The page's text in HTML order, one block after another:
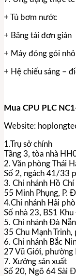
+ Tủ bơm nước
+ Băng tải đơn giản
+ Máy đóng gói nhỏ
+ Hệ chiếu sáng –
Mua CPU PLC
Website:
1.Trụ sở chính
Tầng 3, tòa nhà
2. Văn phòng Thái
Số 2, ngách 41/33
3. Chi nhánh Hồ
55 Minh Phụng, P.
4.Chi nhánh Hải
Số nhà 23, BS1
5. Chi nhánh Đà
35 Chu Mạnh
6. Chi nhánh Bắc
27 Vũ Giới, phường
7. Xưởng sản xuất
Số 20, Ngõ 64 Sài